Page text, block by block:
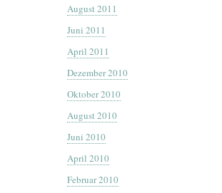
August 2011
Juni 2011
April 2011
Dezember 2010
Oktober 2010
August 2010
Juni 2010
April 2010
Februar 2010